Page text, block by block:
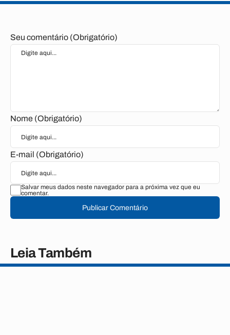
Seu comentário (Obrigatório)
Nome (Obrigatório)
E-mail (Obrigatório)
Salvar meus dados neste navegador para a próxima vez que eu
comentar.
Publicar Comentário
Leia Também